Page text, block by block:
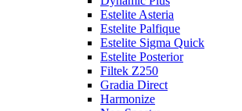
Estelite Asteria
Estelite Palfique
Estelite Sigma Quick
Estelite Posterior
Filtek Z250
Gradia Direct
Harmonize